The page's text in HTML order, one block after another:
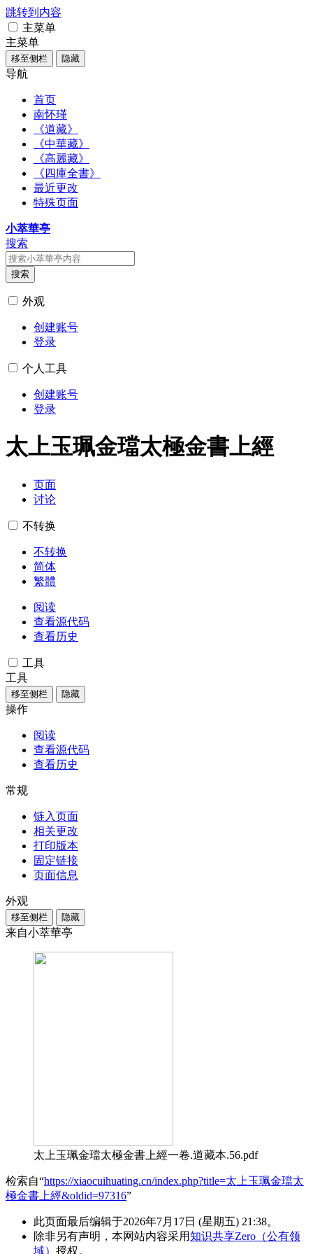
跳转到内容
主菜单
主菜单
移至侧栏 隐藏
导航
首页
南怀瑾
《道藏》
《中華藏》
《高麗藏》
《四庫全書》
最近更改
特殊页面
小萃華亭
搜索
搜索
外观
创建账号
登录
个人工具
创建账号
登录
太上玉珮金璫太極金書上經
页面
讨论
不转换
不转换
简体
繁體
阅读
查看源代码
查看历史
工具
工具
移至侧栏 隐藏
操作
阅读
查看源代码
查看历史
常规
链入页面
相关更改
打印版本
固定链接
页面信息
外观
移至侧栏 隐藏
来自小萃華亭
太上玉珮金璫太極金書上經一卷.道藏本.56.pdf
检索自“https://xiaocuihuating.cn/index.php?title=太上玉珮金璫太
極金書上經&oldid=97316”
此页面最后编辑于2026年7月17日 (星期五) 21:38。
除非另有声明，本网站内容采用知识共享Zero（公有领
域） 授权。